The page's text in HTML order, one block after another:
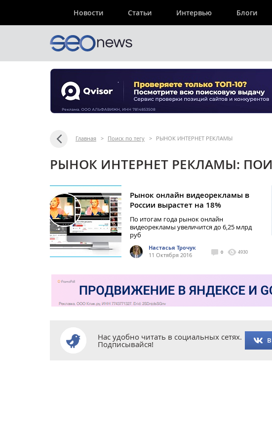
Новости Статьи Интервью Блоги
Главная > Поиск по тегу > РЫНОК ИНТЕРНЕТ РЕКЛАМЫ
РЫНОК ИНТЕРНЕТ РЕКЛАМЫ:
Рынок онлайн видеорекламы в
России вырастет на 18%
По итогам года рынок онлайн
видеорекламы увеличится до 6,25 млрд
руб
Настасья Трочук
11 Октября 2016
0 4930
Нас удобно читать в социальных сетях.
Подписывайся!